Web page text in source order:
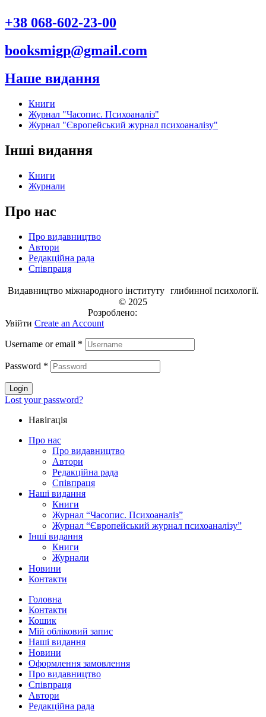
+38 068-602-23-00
booksmigp@gmail.com
Наше видання
Книги
Журнал "Часопис. Психоаналіз"
Журнал "Європейський журнал психоаналізу"
Інші видання
Книги
Журнали
Про нас
Про видавництво
Автори
Редакційна рада
Співпраця
Видавництво міжнародного інституту глибинної психології.
© 2025
Розроблено:
Увійти Create an Account
Username or email *
Password *
Login
Lost your password?
Навігація
Про нас
Про видавництво
Автори
Редакційна рада
Співпраця
Наші видання
Книги
Журнал “Часопис. Психоаналіз”
Журнал “Європейський журнал психоаналізу”
Інші видання
Книги
Журнали
Новини
Контакти
Головна
Контакти
Кошик
Мій обліковий запис
Наші видання
Новини
Оформлення замовлення
Про видавництво
Співпраця
Автори
Редакційна рада